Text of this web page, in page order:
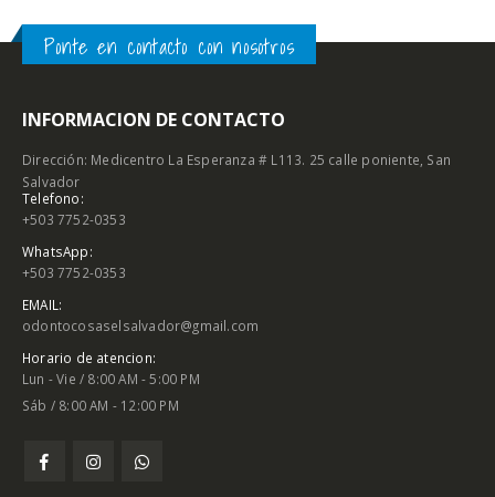
INFORMACION DE CONTACTO
Salvador
+503 7752-0353
WhatsApp:
+503 7752-0353
EMAIL:
odontocosaselsalvador@gmail.com
Horario de atencion:
Lun - Vie / 8:00 AM - 5:00 PM
Sáb / 8:00 AM - 12:00 PM
BUSCAR PRODUCTOS EN ODONTOCOSAS.COM